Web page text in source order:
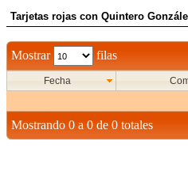
Tarjetas rojas con Quintero
Mostrar filas
Fecha
Mostrando 0 a 0 de 0 totales